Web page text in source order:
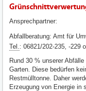
Ansprechpartner:
Abfallberatung: Amt für
Tel. : 06821/202-235, -229
Rund 30 % unserer
Garten. Diese bedürfen
Restmülltonne. Daher
Erzeugung von Energie in